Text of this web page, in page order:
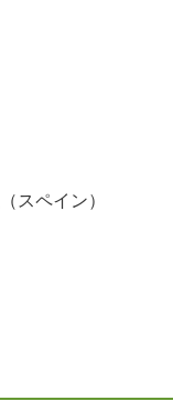
スペイン）